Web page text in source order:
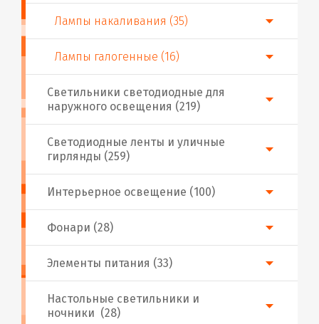
Фонари (28)
Настольные светильники и
ночники (28)
Интерьерное освещение (100)
Лампы накаливания (35)
Лампы галогенные (16)
Светодиодные ленты и уличные
гирлянды (259)
Светильники светодиодные для
наружного освещения (219)
Элементы питания (33)